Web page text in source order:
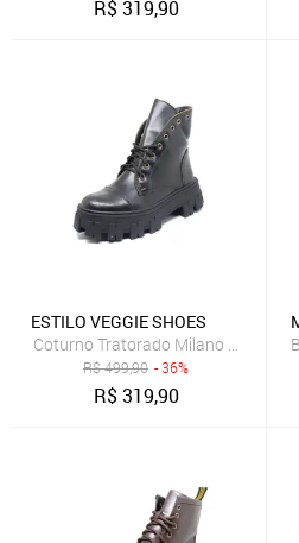
R$319,90
ESTILO VEGGIE SHOES
Coturno Tratorado Milano Estilo
R$499,90 - 36%
R$319,90